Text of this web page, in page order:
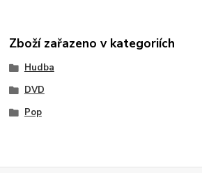
Zboží zařazeno v kategoriích
Hudba
DVD
Pop